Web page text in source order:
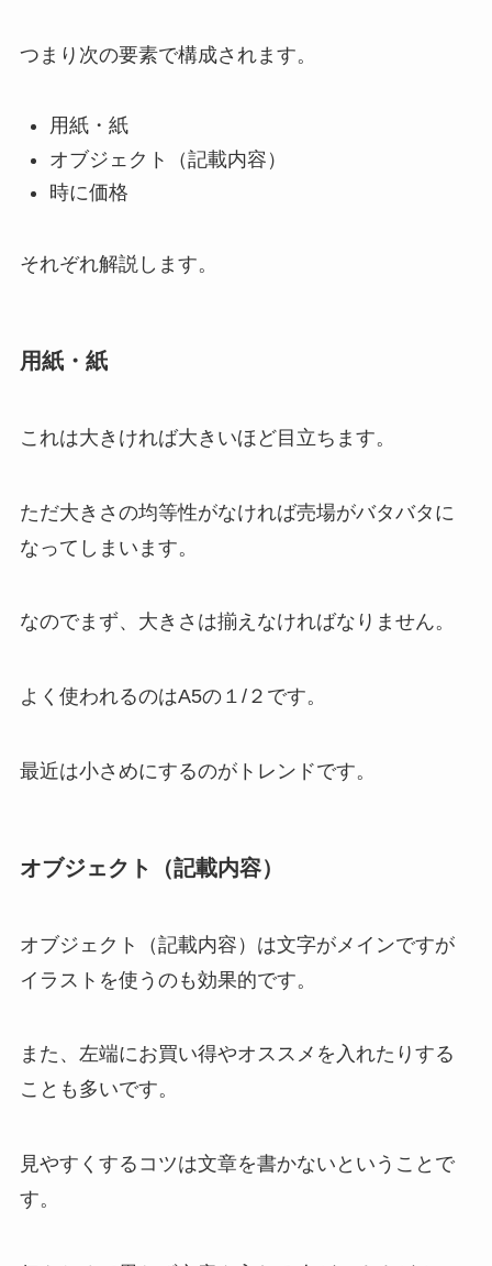
つまり次の要素で構成されます。
用紙・紙
オブジェクト（記載内容）
時に価格
それぞれ解説します。
用紙・紙
これは大きければ大きいほど目立ちます。
ただ大きさの均等性がなければ売場がバタバタに
なってしまいます。
なのでまず、大きさは揃えなければなりません。
よく使われるのはA5の１/２です。
最近は小さめにするのがトレンドです。
オブジェクト（記載内容）
オブジェクト（記載内容）は文字がメインですが
イラストを使うのも効果的です。
また、左端にお買い得やオススメを入れたりする
ことも多いです。
見やすくするコツは文章を書かないということで
す。